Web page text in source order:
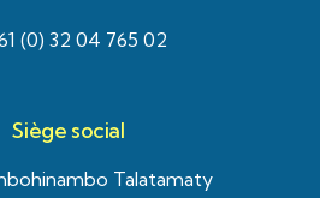
(0) 32 04 765 02
Siège social
Talatamaty